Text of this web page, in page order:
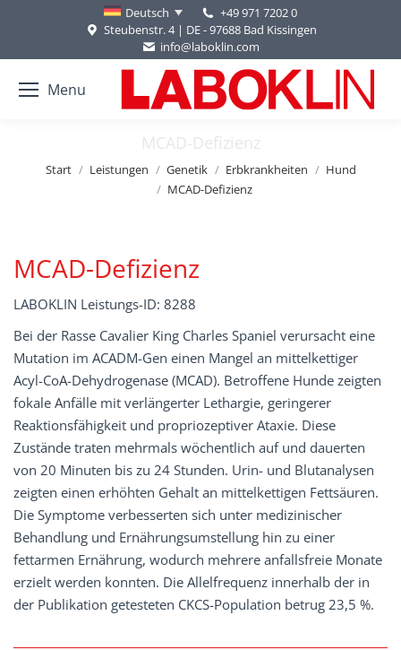
Deutsch
+49 971 7202 0
Steubenstr. 4 | DE - 97688 Bad Kissingen
info@laboklin.com
Menu
MCAD-Defizienz
Sie befinden sich hier:
Start Leistungen Genetik Erbkrankheiten
Hund
MCAD-Defizienz
MCAD-Defizienz
LABOKLIN Leistungs-ID: 8288
Bei der Rasse Cavalier King Charles Spaniel verursacht eine
Mutation im ACADM-Gen einen Mangel an mittelkettiger
Acyl-CoA-Dehydrogenase (MCAD). Betroffene Hunde zeigten
fokale Anfälle mit verlängerter Lethargie, geringerer
Reaktionsfähigkeit und propriozeptiver Ataxie. Diese
Zustände traten mehrmals wöchentlich auf und dauerten
von 20 Minuten bis zu 24 Stunden. Urin- und Blutanalysen
zeigten einen erhöhten Gehalt an mittelkettigen Fettsäuren.
Die Symptome verbesserten sich unter medizinischer
Behandlung und Ernährungsumstellung hin zu einer
fettarmen Ernährung, wodurch mehrere anfallsfreie Monate
erzielt werden konnten. Die Allelfrequenz innerhalb der in
der Publikation getesteten CKCS-Population betrug 23,5 %.